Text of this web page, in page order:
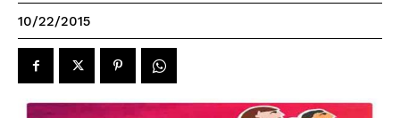
10/22/2015